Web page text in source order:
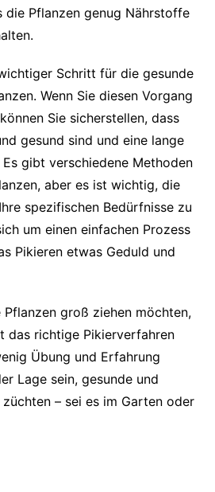
die Pflanzen genug Nährstoffe
Schritt für die gesunde
Wenn Sie diesen Vorgang
Sie sicherstellen, dass
gesund sind und eine lange
Es gibt verschiedene Methoden
aber es ist wichtig, die
spezifischen Bedürfnisse zu
um einen einfachen Prozess
Pikieren etwas Geduld und
Pflanzen groß ziehen möchten,
das richtige Pikierverfahren
Übung und Erfahrung
Lage sein, gesunde und
– sei es im Garten oder